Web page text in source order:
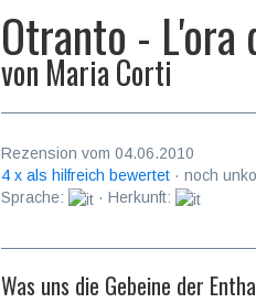
Otranto -
von Maria Corti
Rezension vom 04.06.2010
4 x als hilfreich bewertet · noch
Sprache:
· Herkunft:
Was uns die Gebeine der